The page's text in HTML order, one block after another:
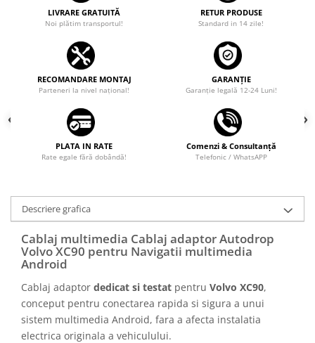
LIVRARE GRATUITĂ
Noi plătim transportul!
RETUR PRODUSE
Standard in 14 zile!
RECOMANDARE MONTAJ
Parteneri la nivel național!
GARANȚIE
Garanţie legală 12-24 Luni!
PLATA IN RATE
Rate egale fără dobândă!
Comenzi & Consultanță
Telefonic / WhatsAPP
Descriere grafica
Cablaj multimedia Cablaj adaptor Autodrop
Volvo XC90 pentru Navigatii multimedia
Android
Cablaj adaptor dedicat si testat pentru Volvo XC90,
conceput pentru conectarea rapida si sigura a unui
sistem multimedia Android, fara a afecta instalatia
electrica originala a vehiculului.